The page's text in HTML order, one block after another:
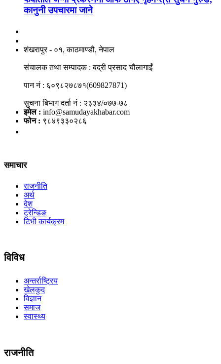
कानुनी उपचारमा जाने
शंखरापुर - ०१, काठमाण्डौ, नेपाल
संचालक तथा सम्पादक : बद्री प्रसाद चौलागाईं
पान नं : ६०९८२७८७१(609827871)
सुचना बिभाग दर्ता नं : २३३४/०७७-७८
इमेल : info@samudayakhabar.com
फोन : ९८४९३३०२८६
समाचार
राजनीति
अर्थ
देश
ट्रेन्डिङ
टिभी कार्यक्रम
विविध
अन्तर्राष्ट्रिय
खेलकुद
विज्ञान
समाज
स्वास्थ्य
राजनीति